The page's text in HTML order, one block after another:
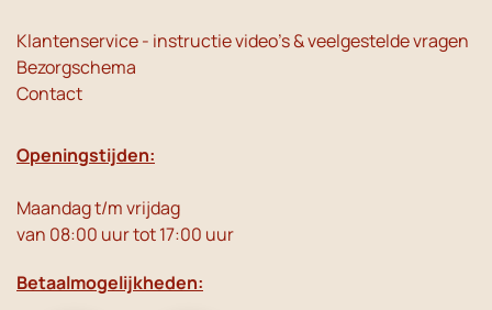
Klantenservice - instructie video's & veelgestelde vragen
Bezorgschema
Contact
Openingstijden:
Maandag t/m vrijdag
van 08:00 uur tot 17:00 uur
Betaalmogelijkheden: